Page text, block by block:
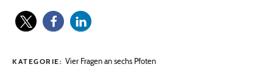
KATEGORIE: Vier Fragen an sechs Pfoten